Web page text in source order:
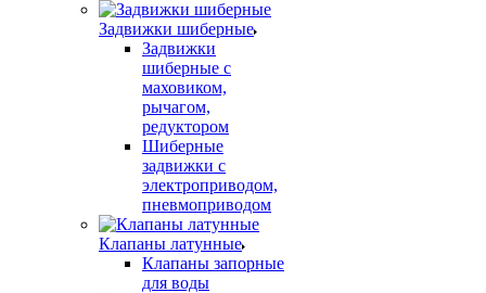
Задвижки шиберные
Задвижки
шиберные с
маховиком,
рычагом,
редуктором
Шиберные
задвижки с
электроприводом,
пневмоприводом
Клапаны латунные
Клапаны запорные
для воды